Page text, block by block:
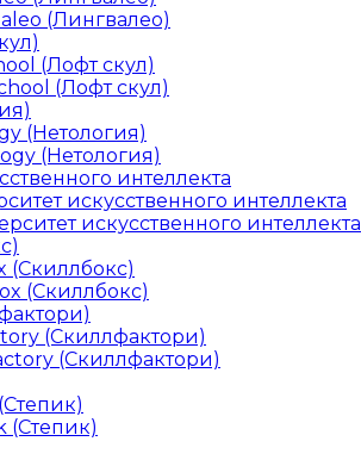
(Лингвалео)
(Лофт скул)
(Лофт скул)
(Нетология)
(Нетология)
интеллекта
искусственного интеллекта
искусственного интеллекта
(Скиллбокс)
(Скиллбокс)
(Скиллфактори)
(Скиллфактори)
(Степик)